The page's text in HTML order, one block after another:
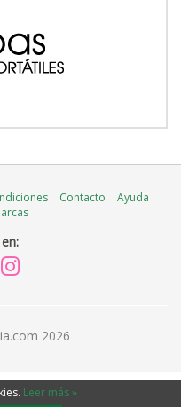
Contacto
Ayuda
2026
. Leer más »